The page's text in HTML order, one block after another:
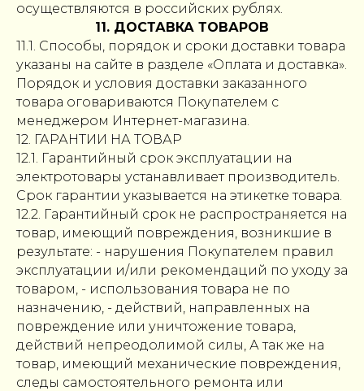
осуществляются в российских рублях.
11. ДОСТАВКА ТОВАРОВ
11.1. Способы, порядок и сроки доставки товара
указаны на сайте в разделе «Оплата и доставка».
Порядок и условия доставки заказанного
товара оговариваются Покупателем с
менеджером Интернет-магазина.
12. ГАРАНТИИ НА ТОВАР
12.1. Гарантийный срок эксплуатации на
электротовары устанавливает производитель.
Срок гарантии указывается на этикетке товара.
12.2. Гарантийный срок не распространяется на
товар, имеющий повреждения, возникшие в
результате: - нарушения Покупателем правил
эксплуатации и/или рекомендаций по уходу за
товаром, - использования товара не по
назначению, - действий, направленных на
повреждение или уничтожение товара,
действий непреодолимой силы, А так же на
товар, имеющий механические повреждения,
следы самостоятельного ремонта или